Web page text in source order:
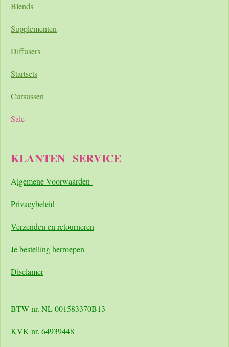
Blends
Supplementen
Diffusers
Startsets
Cursussen
Sale
KLANTEN SERVICE
Algemene Voorwaarden
Privacybeleid
Verzenden en retourneren
Je bestelling herroepen
Disclamer
BTW nr. NL 001583370B13
KVK nr. 64939448